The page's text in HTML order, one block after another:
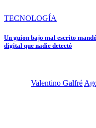
TECNOLOGÍA
Un guion bajo mal escrito
digital que nadie detectó
Valentino Galfré